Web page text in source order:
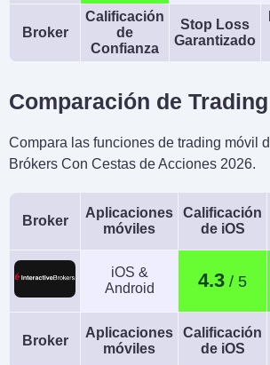
Broker
Calificación
de
Confianza
Stop Loss
Garantizado
Comparación de
Compara las funciones de trading móvil
Brókers Con Cestas de Acciones 2026.
Broker
Aplicaciones
móviles
Calificación
de iOS
iOS &
Android
4.3
Broker
Aplicaciones
móviles
Calificación
de iOS